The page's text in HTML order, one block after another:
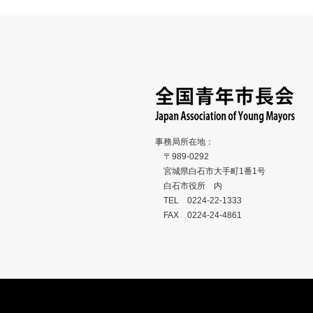
事務局所在地：
〒989-0292
宮城県白石市大手町1番1号
白石市役所 内
TEL 0224-22-1333
FAX 0224-24-4861